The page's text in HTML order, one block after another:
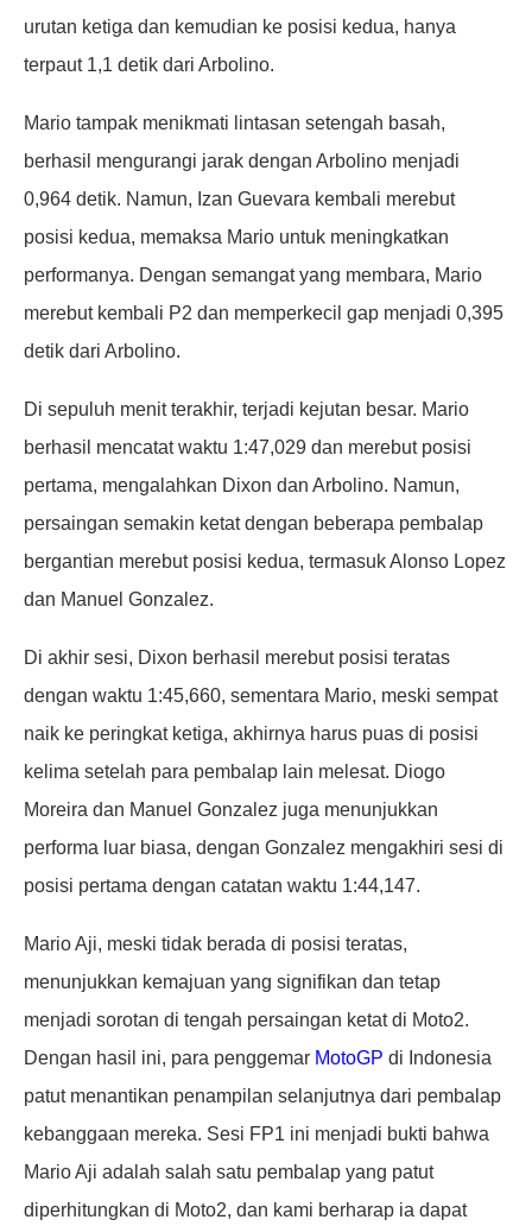
urutan ketiga dan kemudian ke posisi kedua, hanya
terpaut 1,1 detik dari Arbolino.
Mario tampak menikmati lintasan setengah basah,
berhasil mengurangi jarak dengan Arbolino menjadi
0,964 detik. Namun, Izan Guevara kembali merebut
posisi kedua, memaksa Mario untuk meningkatkan
performanya. Dengan semangat yang membara, Mario
merebut kembali P2 dan memperkecil gap menjadi 0,395
detik dari Arbolino.
Di sepuluh menit terakhir, terjadi kejutan besar. Mario
berhasil mencatat waktu 1:47,029 dan merebut posisi
pertama, mengalahkan Dixon dan Arbolino. Namun,
persaingan semakin ketat dengan beberapa pembalap
bergantian merebut posisi kedua, termasuk Alonso Lopez
dan Manuel Gonzalez.
Di akhir sesi, Dixon berhasil merebut posisi teratas
dengan waktu 1:45,660, sementara Mario, meski sempat
naik ke peringkat ketiga, akhirnya harus puas di posisi
kelima setelah para pembalap lain melesat. Diogo
Moreira dan Manuel Gonzalez juga menunjukkan
performa luar biasa, dengan Gonzalez mengakhiri sesi di
posisi pertama dengan catatan waktu 1:44,147.
Mario Aji, meski tidak berada di posisi teratas,
menunjukkan kemajuan yang signifikan dan tetap
menjadi sorotan di tengah persaingan ketat di Moto2.
Dengan hasil ini, para penggemar MotoGP di Indonesia
patut menantikan penampilan selanjutnya dari pembalap
kebanggaan mereka. Sesi FP1 ini menjadi bukti bahwa
Mario Aji adalah salah satu pembalap yang patut
diperhitungkan di Moto2, dan kami berharap ia dapat